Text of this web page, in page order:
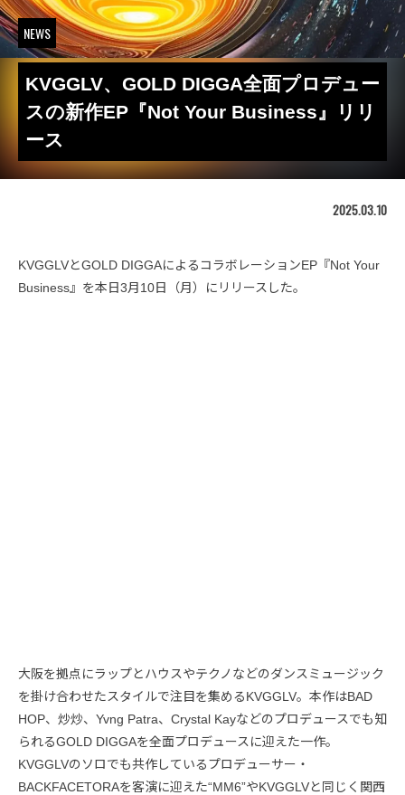
NEWS
KVGGLV、GOLD DIGGA全面プロデュー
スの新作EP『Not Your Business』リリ
ース
2025.03.10
KVGGLVとGOLD DIGGAによるコラボレーションEP『Not Your
Business』を本日3月10日（月）にリリースした。
大阪を拠点にラップとハウスやテクノなどのダンスミュージック
を掛け合わせたスタイルで注目を集めるKVGGLV。本作はBAD
HOP、炒炒、Yvng Patra、Crystal Kayなどのプロデュースでも知
られるGOLD DIGGAを全面プロデュースに迎えた一作。
KVGGLVのソロでも共作しているプロデューサー・
BACKFACETORAを客演に迎えた“MM6”やKVGGLVと同じく関西